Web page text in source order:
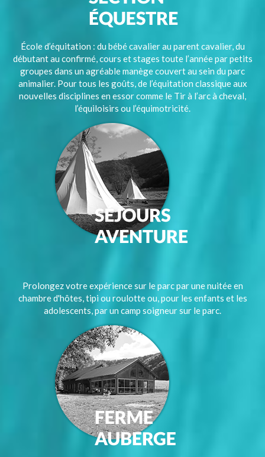
École d’équitation : du bébé cavalier au parent cavalier, du
débutant au confirmé, cours et stages toute l’année par petits
groupes dans un agréable manège couvert au sein du parc
animalier. Pour tous les goûts, de l’équitation classique aux
nouvelles disciplines en essor comme le Tir à l’arc à cheval,
l’équiloisirs ou l’équimotricité.
Prolongez votre expérience sur le parc par une nuitée en
chambre d'hôtes, tipi ou roulotte ou, pour les enfants et les
adolescents, par un camp soigneur sur le parc.